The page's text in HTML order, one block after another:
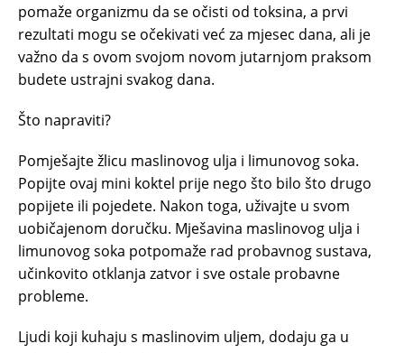
pomaže organizmu da se očisti od toksina, a prvi
rezultati mogu se očekivati već za mjesec dana, ali je
važno da s ovom svojom novom jutarnjom praksom
budete ustrajni svakog dana.
Što napraviti?
Pomješajte žlicu maslinovog ulja i limunovog soka.
Popijte ovaj mini koktel prije nego što bilo što drugo
popijete ili pojedete. Nakon toga, uživajte u svom
uobičajenom doručku. Mješavina maslinovog ulja i
limunovog soka potpomaže rad probavnog sustava,
učinkovito otklanja zatvor i sve ostale probavne
probleme.
Ljudi koji kuhaju s maslinovim uljem, dodaju ga u